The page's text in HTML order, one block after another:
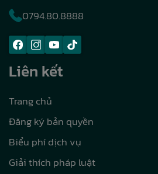
0794.80.8888
Liên kết
Trang chủ
Đăng ký bản quyền
Biểu phí dịch vụ
Giải thích pháp luật